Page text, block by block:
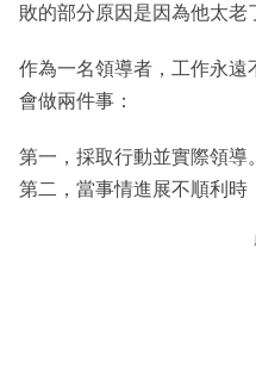
敗的部分原因是因為他太老
作為一名領導者，工作永
會做兩件事：
第一，採取行動並實際領導。
第二，當事情進展不順利時